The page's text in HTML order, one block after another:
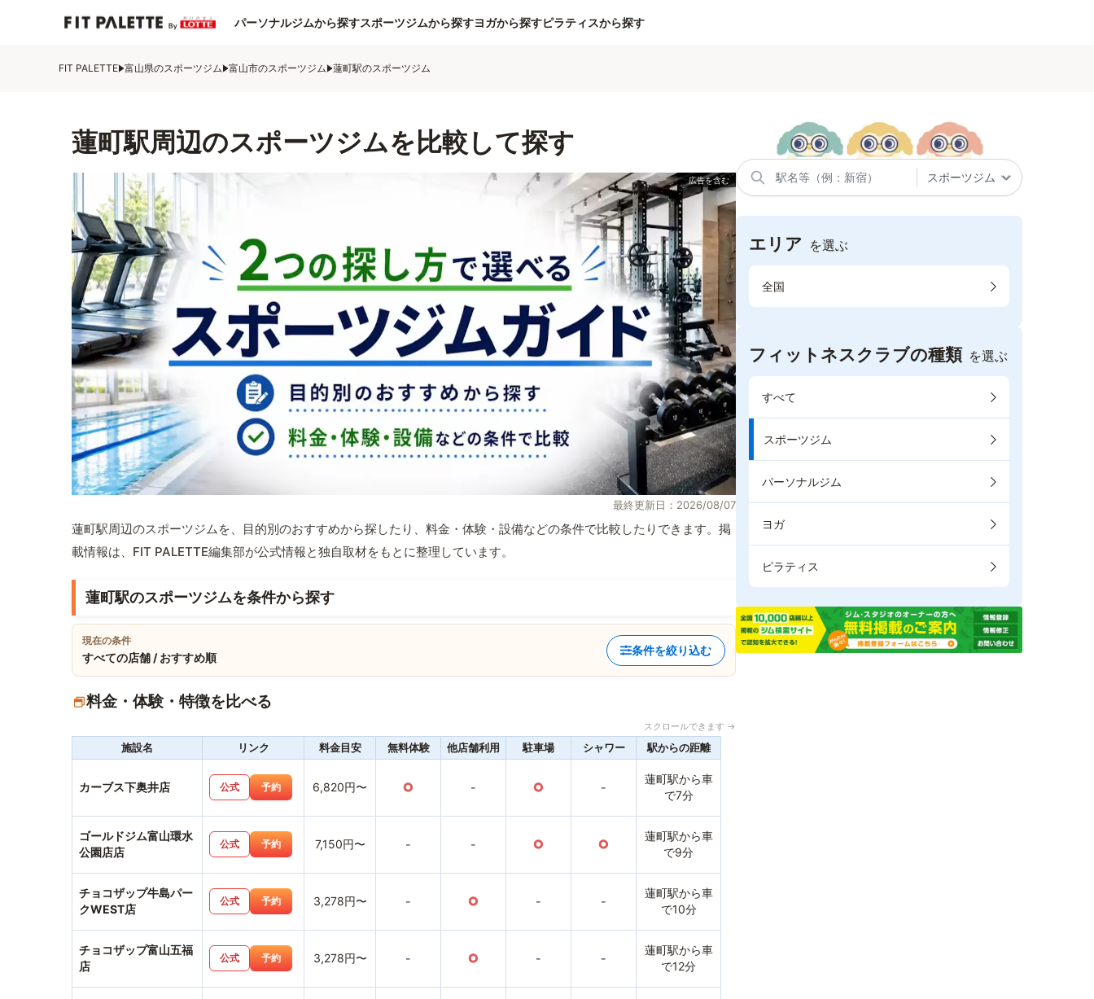
パーソナルジムから探すスポーツジムから探すヨガから探すピラティスから探す
FIT PALETTE 富山県のスポーツジム 富山市のスポーツジム 蓮町駅のスポーツジム
蓮町駅周辺のスポーツジムを比較して探す
最終更新日：2026/08/07
蓮町駅周辺のスポーツジムを、目的別のおすすめから探したり、料金・体験・設備などの条件で比較したりできます。掲
載情報は、FIT PALETTE編集部が公式情報と独自取材をもとに整理しています。
蓮町駅のスポーツジムを条件から探す
現在の条件
すべての店舗 / おすすめ順
条件を絞り込む
料金・体験・特徴を比べる
スクロールできます →
施設名 リンク 料金目安 無料体験 他店舗利用 駐車場 シャワー 駅からの距離
カーブス下奥井店 公式 予約 6,820円〜 ○ - ○ -
蓮町駅から車
で7分
ゴールドジム富山環水
公園店店
公式 予約 7,150円〜 - - ○ ○
蓮町駅から車
で9分
チョコザップ牛島パー
クWEST店
公式 予約 3,278円〜 - ○ - -
蓮町駅から車
で10分
チョコザップ富山五福
店
公式 予約 3,278円〜 - ○ - -
蓮町駅から車
で12分
エリア を選ぶ
全国
フィットネスクラブの種類 を選ぶ
すべて
スポーツジム
パーソナルジム
ヨガ
ピラティス